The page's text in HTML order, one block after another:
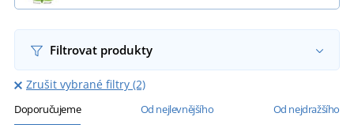
Filtrovat produkty
Zrušit vybrané filtry (2)
Doporučujeme Od nejlevnějšího Od nejdražšího